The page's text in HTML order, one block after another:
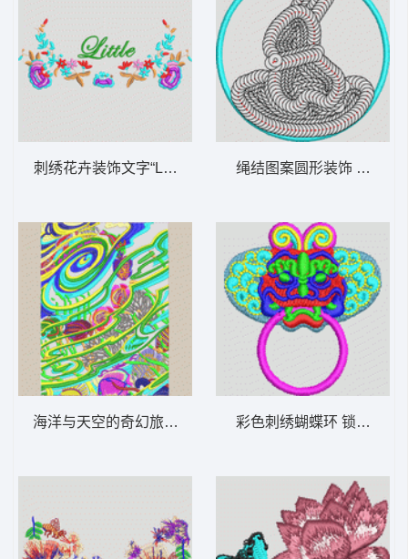
刺绣花卉装饰文字“Little” 女装
海洋与天空的奇幻旅程 女装
绳结图案圆形装饰 兔子珠
彩色刺绣蝴蝶环 锁怪物